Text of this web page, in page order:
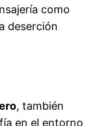
como
deserción
, también
en el entorno